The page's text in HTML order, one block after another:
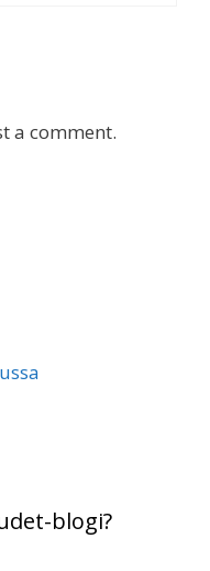
a comment.
blogi?